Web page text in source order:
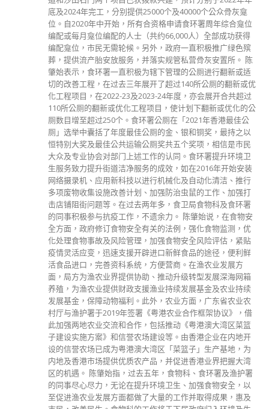
底及2024年完工，分别提供25000个及40000个公众骨灰龛
位。自2020年中开始，所有合资格申请食环署周年综合龛位
编配或每月龛位编配的人士（共约66,000人）全部成功获得
编配龛位，市民无需轮候。另外，政府一直积极推广绿色殡
葬，提供流产胎安放服务，并落实规管私营骨灰安置所。 陈
肇始表示，食环署一直积极为辖下管理的公厕进行翻新或适
切的改善工程，在过去三年展开了超过140所公厕的翻新或优
化工程项目，在2022-23及2023-24年度，亦会展开合共超过
110所公厕的翻新或优化工程项目，使计划下翻新或优化的公
厕数目增至超过250个。食环署公厕在「2021年香港最佳公
厕」选举中囊括了年度最佳公厕的金、银和铜奖，最持之以
恒特别大奖及最佳公共运输公厕奖共五个奖项，相信是市民
大众及专业协会对部门上述工作的认同。食环署提升环境卫
生服务致力提升街道洁净服务的成效，如在2016年开始安装
网络摄录机、应用新科技以进行机械化及自动化清洁、推行
多项废物收集设施改善计划、加强防治虫鼠的工作、加强打
击店铺阻街问题等。在过去两年多，食卫局食物科及食环署
的同事积极参与抗疫工作，不遗余力。 陈肇始说，在食物安
全方面，政府修订食物安全有关的法例，强化食物监测，优
化处理食物事故及风险管理，加强食物安全风险评估，紧贴
疫情灵活应变，迅速支援开辟进口新鲜食品的途径，便利鲜
活食品进口，完善资科系统，方便营商。在渔农业发展方
面，局方为渔农业界提供协助、推动升级转型发展深海网箱
养殖，为渔农业提供财政支援渔业持续发展基金及农业持续
发展基金，保障动物福利。此外，农业方面，广东省农业农
村厅与渔护署于2019年签署《粤港农业合作框架协议》，借
此加强两地农业交流和合作，包括推动《粤港澳大湾区菜篮
子建设实施方案》和信誉农场建设等。由香港企业在内地开
设的信誉农场已成为粤港澳大湾区「菜篮子」生产基地，为
内地及香港市场提供优质农产品，并促进香港业界把握大湾
区的机遇。 陈肇始指，过去五年，食物科、食环署及渔护署
的同事尽心尽力，无论在提升环境卫生、加强食物安全，以
至促进渔农业发展方面都做了大量的工作并取得成果，惠及